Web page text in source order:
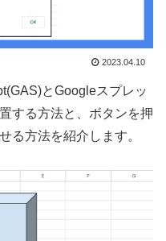
2023.04.10
とGoogleスプレッ
する方法と、ボタンを押
る方法を紹介します。